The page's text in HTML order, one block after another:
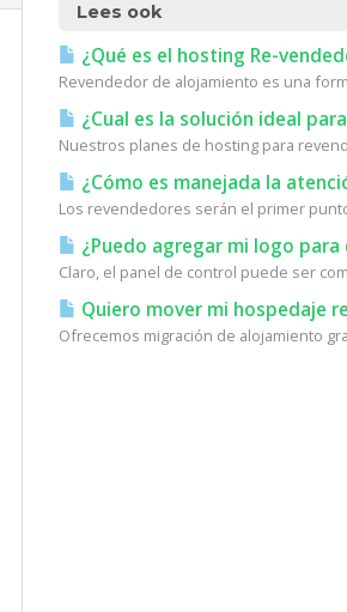
Lees ook
¿Qué es el hosting Re-
Revendedor de alojamiento es una
¿Cual es la solución ideal
Nuestros planes de hosting para
¿Cómo es manejada la
Los revendedores serán el primer
¿Puedo agregar mi logo
Claro, el panel de control puede ser
Quiero mover mi hospedaje
Ofrecemos migración de alojamiento